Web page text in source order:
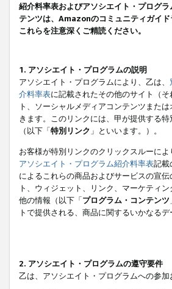
紹介料率表およびアソシエイト・プログ
テンツは、Amazonのコミュニティガイ
これらを注意深くご精読ください。
1. アソシエイト・プログラムの説明
アソシエイト・プログラムにより、乙は、
介料率表に記載されたその他のサイト（そ
ト、ソーシャルメディアコンテンツまた
きます。このリンクには、甲が提供する特
（以下「特別リンク 」といいます。）。
お客様が特別リンクのクリックスルーに
アソシエイト・プログラム紹介料率表記載
によるこれらの商品およびサービスの宣
ト、ウィジェット、リンク、マーケティ
他の情報（以下「プログラム・コンテンツ
トで提供される、商品に関するいかなる
2. アソシエイト・プログラムの遵守要件
乙は、アソシエイト・プログラムへの参